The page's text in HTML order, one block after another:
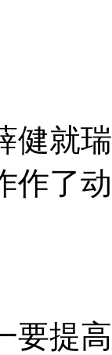
就瑞
作了
提高